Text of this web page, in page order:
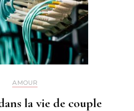
AMOUR
la vie de couple